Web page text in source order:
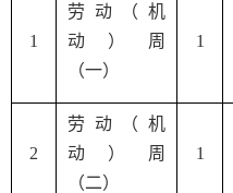
1
劳动（机
动）周
（一）
1
2
劳动（机
动）周
（二）
1